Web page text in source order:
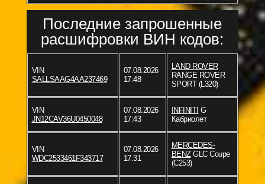
Последние запрошенные
расшифровки ВИН кодов:
VIN
SALLSAAG4AA237469
07.08.2026
17:48
LAND ROVER
RANGE ROVER
SPORT (L320)
VIN
JN12CAV36U0450048
07.08.2026
17:43
INFINITI G
Кабриолет
VIN
WDC2533461F343717
07.08.2026
17:31
MERCEDES-
BENZGLC Coupe
(C253)